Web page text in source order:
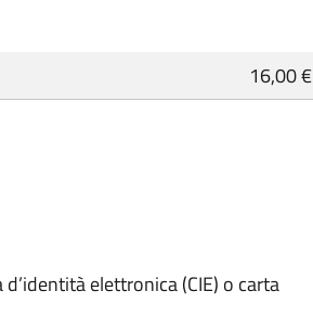
16,00 €
elettronica (CIE) o carta